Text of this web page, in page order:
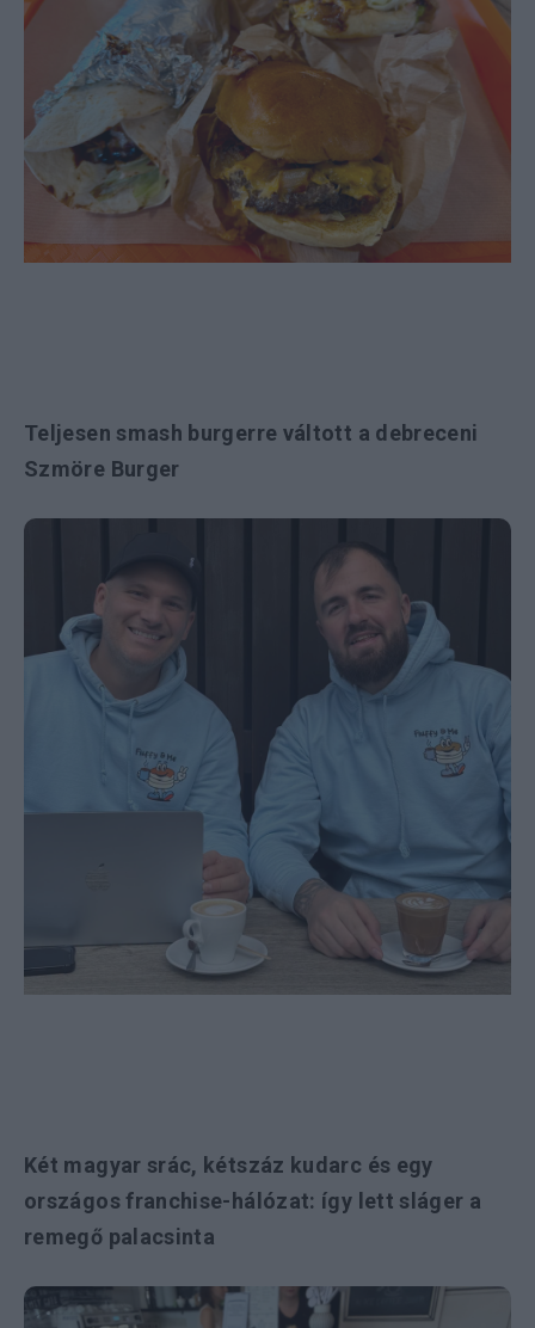
Teljesen smash burgerre váltott a debreceni
Szmöre Burger
Két magyar srác, kétszáz kudarc és egy
országos franchise-hálózat: így lett sláger a
remegő palacsinta